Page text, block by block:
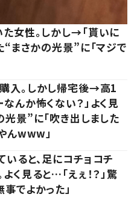
女性。しかし→「貰いに
“まさかの光景”に「マジで
入。しかし帰宅後→高1
んか怖くない？」よく見
景”に「吹き出しました
んwww」
いると、足にコチョコチ
く見ると…「えぇ！？」驚
でよかった」